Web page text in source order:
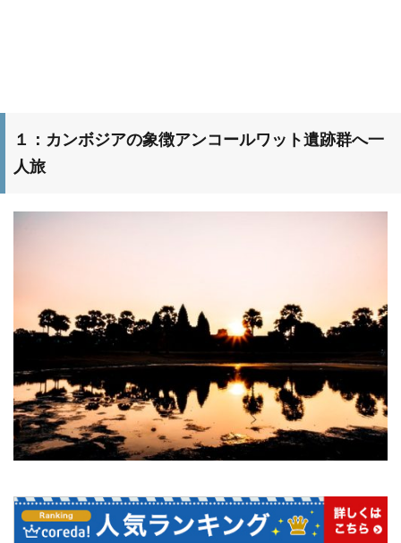
１：カンボジアの象徴アンコールワット遺跡群へ一
人旅